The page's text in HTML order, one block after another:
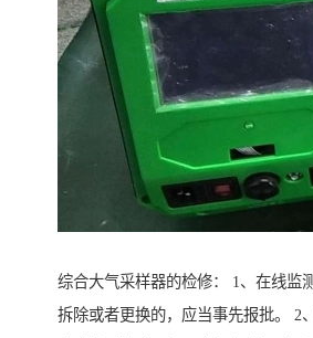
综合大气采样器的检修： 1、在线监
拆除或者更换的，应当事先报批。 2